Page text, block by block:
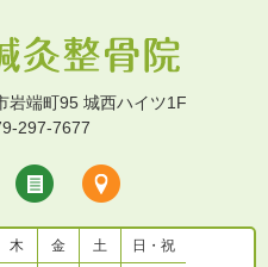
岩端町95 城西ハイツ1F
297-7677
木 金 土 日・祝